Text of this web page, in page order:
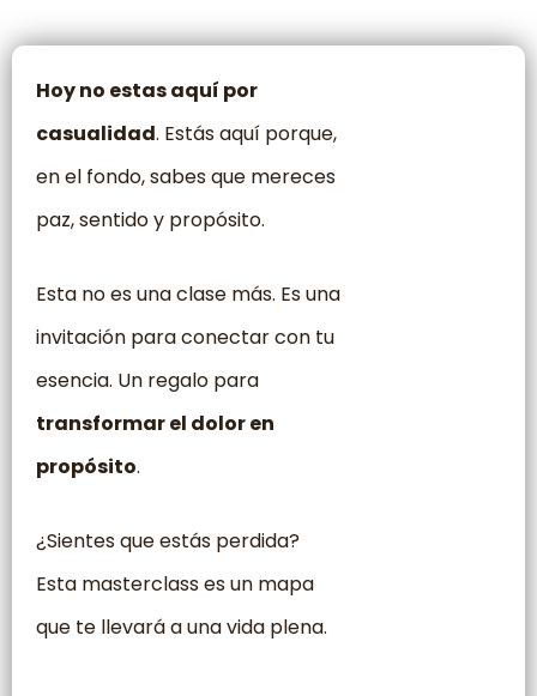
Hoy no estas aquí por
casualidad. Estás aquí porque,
en el fondo, sabes que mereces
paz, sentido y propósito.
Esta no es una clase más. Es una
invitación para conectar con tu
esencia. Un regalo para
transformar el dolor en
propósito.
¿Sientes que estás perdida?
Esta masterclass es un mapa
que te llevará a una vida plena.